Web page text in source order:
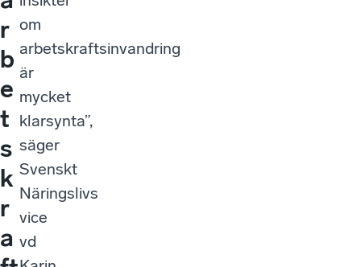
r
b
e
t
s
k
r
a
om
arbetskraftsinvandring
är
mycket
klarsynta”,
säger
Svenskt
Näringslivs
vice
vd